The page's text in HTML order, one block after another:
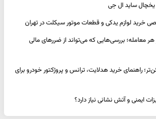
ساید ال جی
خرید لوازم یدکی و قطعات موتور سیکلت در تهران
هر معامله؛ بررسی‌هایی که می‌تواند از ضررهای مالی
راهنمای خرید هدلایت، ترانس و پروژکتور خودرو برای
ایمنی و آتش نشانی نیاز دارد؟